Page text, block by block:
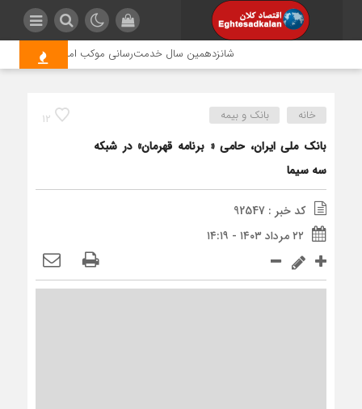
شانزدهمین سال خدمت‌رسانی موکب امام رضا (ع)
12 خانه بانک و بیمه
بانک ملی ایران، حامی « برنامه قهرمان» در شبکه
سه سیما
کد خبر : 92547
۲۲ مرداد ۱۴۰۳ - ۱۴:۱۹